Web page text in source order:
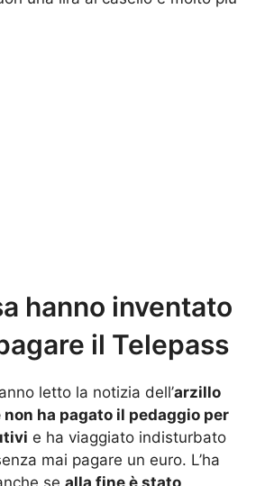
hanno inventato
il Telepass
letto la notizia dell’arzillo
ha pagato il pedaggio per
e ha viaggiato indisturbato
mai pagare un euro. L’ha